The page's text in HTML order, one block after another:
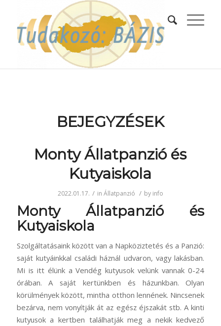
BEJEGYZÉSEK
Monty Állatpanzió és
Kutyaiskola
2022.01.17. / in Állatpanzió / by info
Monty Állatpanzió és
Kutyaiskola
Szolgáltatásaink között van a Napköziztetés és a Panzió:
saját kutyáinkkal családi háznál udvaron, vagy lakásban.
Mi is itt élünk a Vendég kutyusok velünk vannak 0-24
órában. A saját kertünkben és házunkban. Olyan
körülmények között, mintha otthon lennének. Nincsenek
bezárva, nem vonyítják át az egész éjszakát stb. A kinti
kutyusok a kertben találhatják meg a nekik kedvező